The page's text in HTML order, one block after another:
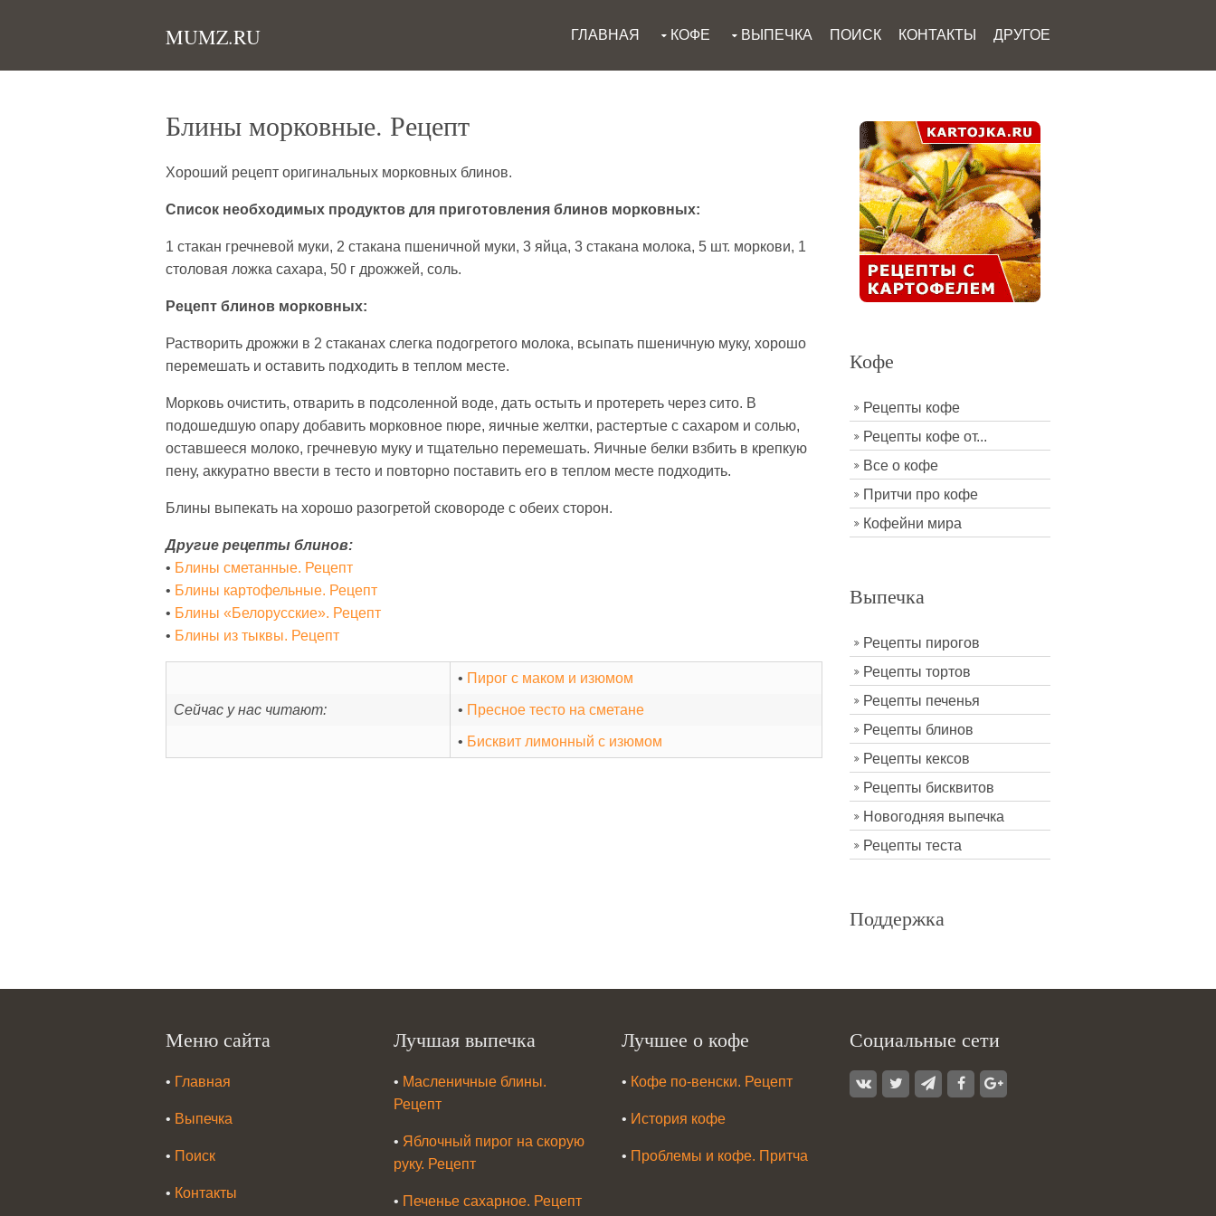
MUMZ.RU ГЛАВНАЯ КОФЕ ВЫПЕЧКА ПОИСК КОНТАКТЫ ДРУГОЕ
Блины морковные. Рецепт
Хороший рецепт оригинальных морковных блинов.
Список необходимых продуктов для приготовления блинов морковных:
1 стакан гречневой муки, 2 стакана пшеничной муки, 3 яйца, 3 стакана молока, 5 шт. моркови, 1
столовая ложка сахара, 50 г дрожжей, соль.
Рецепт блинов морковных:
Растворить дрожжи в 2 стаканах слегка подогретого молока, всыпать пшеничную муку, хорошо
перемешать и оставить подходить в теплом месте.
Морковь очистить, отварить в подсоленной воде, дать остыть и протереть через сито. В
подошедшую опару добавить морковное пюре, яичные желтки, растертые с сахаром и солью,
оставшееся молоко, гречневую муку и тщательно перемешать. Яичные белки взбить в крепкую
пену, аккуратно ввести в тесто и повторно поставить его в теплом месте подходить.
Блины выпекать на хорошо разогретой сковороде с обеих сторон.
Другие рецепты блинов:
• Блины сметанные. Рецепт
• Блины картофельные. Рецепт
• Блины «Белорусские». Рецепт
• Блины из тыквы. Рецепт
• Пирог с маком и изюмом
Сейчас у нас читают: • Пресное тесто на сметане
• Бисквит лимонный с изюмом
Кофе
Рецепты кофе
Рецепты кофе от...
Все о кофе
Притчи про кофе
Кофейни мира
Выпечка
Рецепты пирогов
Рецепты тортов
Рецепты печенья
Рецепты блинов
Рецепты кексов
Рецепты бисквитов
Новогодняя выпечка
Рецепты теста
Поддержка
Меню сайта
• Главная
• Выпечка
• Поиск
• Контакты
Лучшая выпечка
• Масленичные блины.
Рецепт
• Яблочный пирог на скорую
руку. Рецепт
• Печенье сахарное. Рецепт
Лучшее о кофе
• Кофе по-венски. Рецепт
• История кофе
• Проблемы и кофе. Притча
Социальные сети